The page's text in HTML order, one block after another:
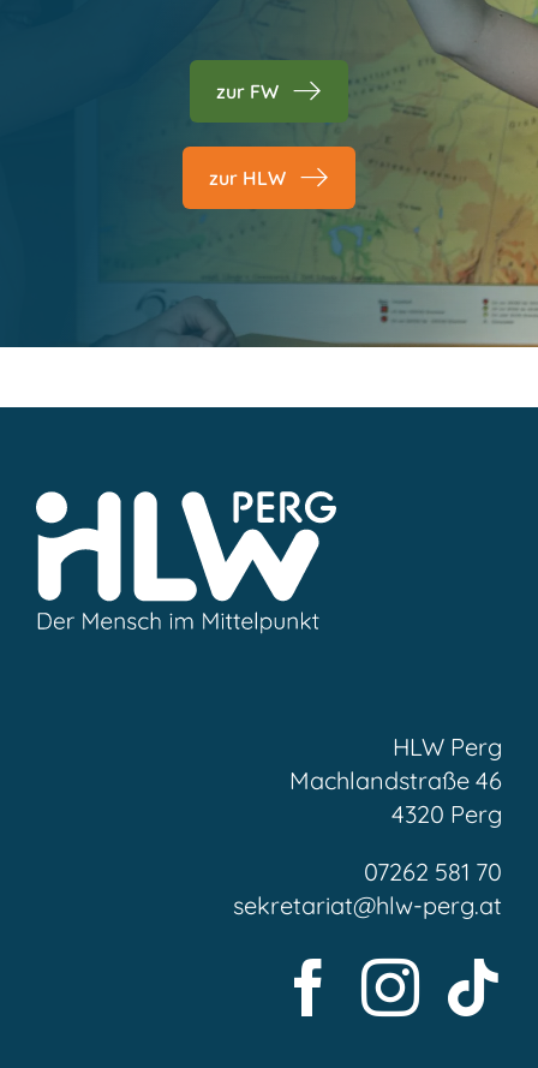
zur FW
zur HLW
HLW Perg
Machlandstraße 46
4320 Perg
07262 581 70
sekretariat@hlw-perg.at